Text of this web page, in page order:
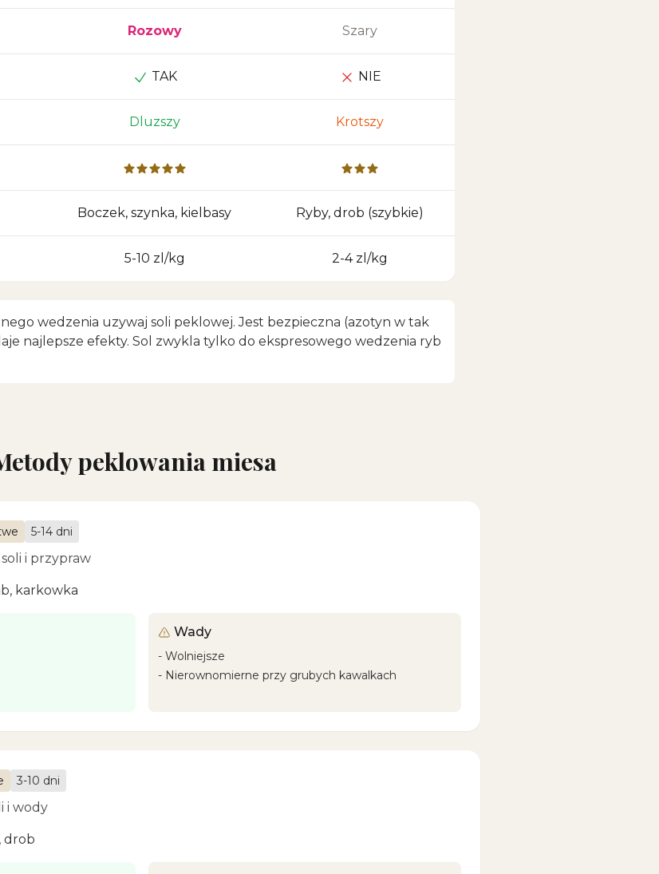
Rozowy Szary
TAK NIE
Dluzszy Krotszy
Boczek, szynka, kielbasy Ryby, drob (szybkie)
5-10 zl/kg 2-4 zl/kg
wedzenia uzywaj soli peklowej. Jest bezpieczna (azotyn w tak
najlepsze efekty. Sol zwykla tylko do ekspresowego wedzenia ryb
peklowania miesa
5-14 dni
i przypraw
karkowka
Wady
- Wolniejsze
- Nierownomierne przy grubych kawalkach
3-10 dni
i wody
drob